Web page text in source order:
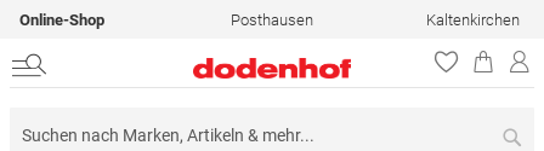
Online-Shop Posthausen Kaltenkirchen